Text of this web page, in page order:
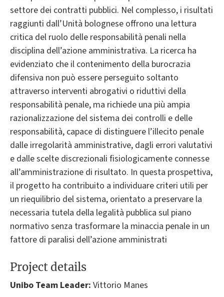
settore dei contratti pubblici. Nel complesso, i risultati
raggiunti dall’Unità bolognese offrono una lettura
critica del ruolo delle responsabilità penali nella
disciplina dell’azione amministrativa. La ricerca ha
evidenziato che il contenimento della burocrazia
difensiva non può essere perseguito soltanto
attraverso interventi abrogativi o riduttivi della
responsabilità penale, ma richiede una più ampia
razionalizzazione del sistema dei controlli e delle
responsabilità, capace di distinguere l’illecito penale
dalle irregolarità amministrative, dagli errori valutativi
e dalle scelte discrezionali fisiologicamente connesse
all’amministrazione di risultato. In questa prospettiva,
il progetto ha contribuito a individuare criteri utili per
un riequilibrio del sistema, orientato a preservare la
necessaria tutela della legalità pubblica sul piano
normativo senza trasformare la minaccia penale in un
fattore di paralisi dell’azione amministrati
Project details
Unibo Team Leader: Vittorio Manes